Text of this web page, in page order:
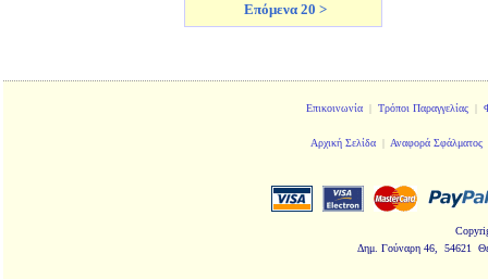
Επόμενα 20 >
Επικοινωνία | Τρόποι Παραγγελίας |
Αρχική Σελίδα| Αναφορά Σφάλματος
Δημ. Γούναρη 46, 54621